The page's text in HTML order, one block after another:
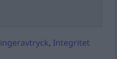
, Integritet